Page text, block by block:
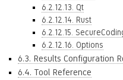
6.2.12.13. Qt
6.2.12.14. Rust
6.2.12.15.
6.2.12.16. Options
6.3. Results Configuration
6.4. Tool Reference